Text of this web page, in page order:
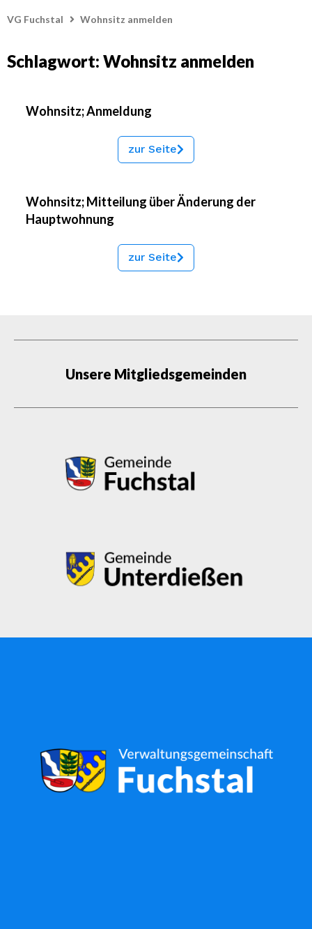
VG Fuchstal Wohnsitz anmelden
Schlagwort: Wohnsitz anmelden
Wohnsitz; Anmeldung
zur Seite
Wohnsitz; Mitteilung über Änderung der
Hauptwohnung
zur Seite
Unsere Mitgliedsgemeinden